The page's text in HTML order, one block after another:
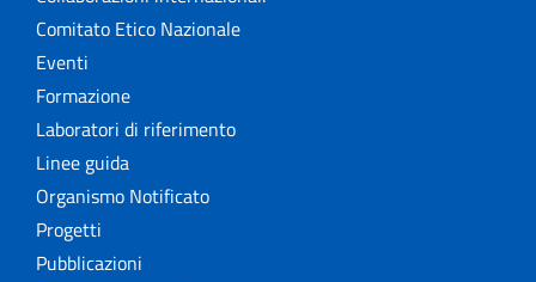
Comitato Etico Nazionale
Eventi
Formazione
Laboratori di riferimento
Linee guida
Organismo Notificato
Progetti
Pubblicazioni